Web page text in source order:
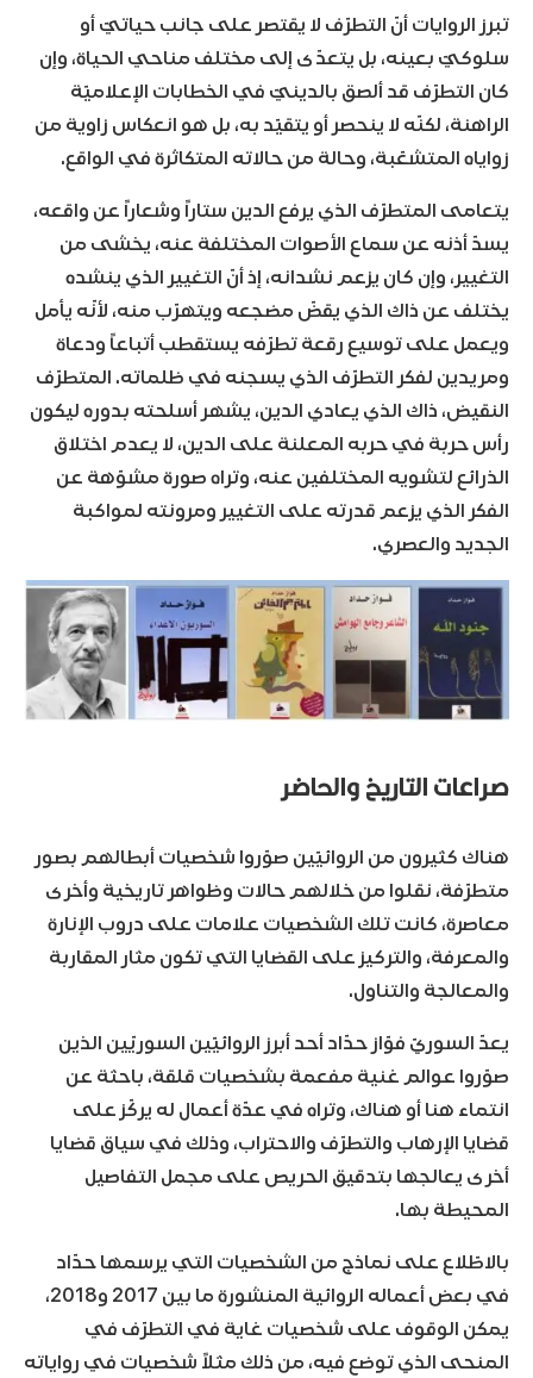
تبرز الروايات أنّ التطرّف لا يقتصر على جانب حياتيّ أو
سلوكيّ بعينه، بل يتعدّى إلى مختلف مناحي الحياة، وإن
كان التطرّف قد ألصق بالدينيّ في الخطابات الإعلاميّة
الراهنة، لكنّه لا ينحصر أو يتقيّد به، بل هو انعكاس زاوية من
زواياه المتشعّبة، وحالة من حالاته المتكاثرة في الواقع.
يتعامى المتطرّف الذي يرفع الدين ستاراً وشعاراً عن واقعه،
يسدّ أذنه عن سماع الأصوات المختلفة عنه، يخشى من
التغيير، وإن كان يزعم نشدانه، إذ أنّ التغيير الذي ينشده
يختلف عن ذاك الذي يقضّ مضجعه ويتهرّب منه، لأنّه يأمل
ويعمل على توسيع رقعة تطرّفه يستقطب أتباعاً ودعاة
ومريدين لفكر التطرّف الذي يسجنه في ظلماته. المتطرّف
النقيض، ذاك الذي يعادي الدين، يشهر أسلحته بدوره ليكون
رأس حربة في حربه المعلنة على الدين، لا يعدم اختلاق
الذرائع لتشويه المختلفين عنه، وتراه صورة مشوّهة عن
الفكر الذي يزعم قدرته على التغيير ومرونته لمواكبة
الجديد والعصري.
صراعات التاريخ والحاضر
هناك كثيرون من الروائيّين صوّروا شخصيات أبطالهم بصور
متطرّفة، نقلوا من خلالهم حالات وظواهر تاريخية وأخرى
معاصرة، كانت تلك الشخصيات علامات على دروب الإنارة
والمعرفة، والتركيز على القضايا التي تكون مثار المقاربة
والمعالجة والتناول.
يعدّ السوريّ فوّاز حدّاد أحد أبرز الروائيّين السوريّين الذين
صوّروا عوالم غنية مفعمة بشخصيات قلقة، باحثة عن
انتماء هنا أو هناك، وتراه في عدّة أعمال له يركّز على
قضايا الإرهاب والتطرّف والاحتراب، وذلك في سياق قضايا
أخرى يعالجها بتدقيق الحريص على مجمل التفاصيل
المحيطة بها.
بالاطّلاع على نماذج من الشخصيات التي يرسمها حدّاد
في بعض أعماله الروائية المنشورة ما بين 2017 و2018،
يمكن الوقوف على شخصيات غاية في التطرّف في
المنحى الذي توضع فيه، من ذلك مثلاً شخصيات في رواياته